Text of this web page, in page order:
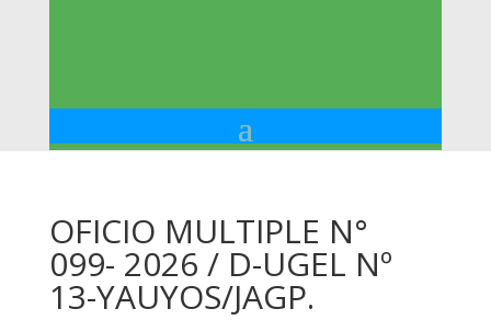
OFICIO MULTIPLE N°
099- 2026 / D-UGEL Nº
13-YAUYOS/JAGP.